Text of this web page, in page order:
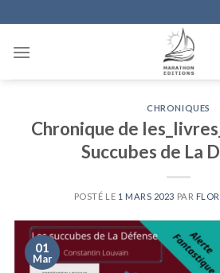
to
content
CHRONIQUES
Chronique de
Succubes de La
POSTÉ LE 1 MARS 2023 PAR
01
Mar